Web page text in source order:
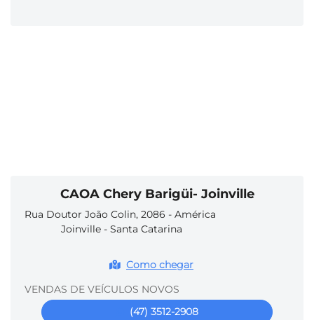
CAOA Chery Barigüi- Joinville
Rua Doutor João Colin, 2086 - América
Joinville - Santa Catarina
Como chegar
VENDAS DE VEÍCULOS NOVOS
(47) 3512-2908